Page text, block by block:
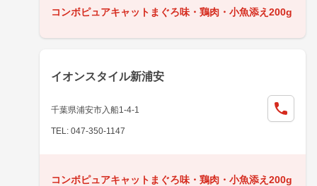
コンボピュアキャットまぐろ味・鶏肉・小魚添え200g
イオンスタイル新浦安
千葉県浦安市入船1-4-1
TEL: 047-350-1147
コンボピュアキャットまぐろ味・鶏肉・小魚添え200g